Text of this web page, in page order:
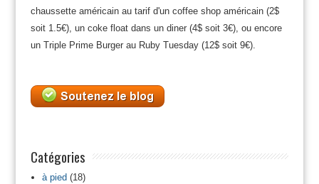
chaussette américain au tarif d'un coffee shop américain (2$
soit 1.5€), un coke float dans un diner (4$ soit 3€), ou encore
un Triple Prime Burger au Ruby Tuesday (12$ soit 9€).
Catégories
à pied(18)